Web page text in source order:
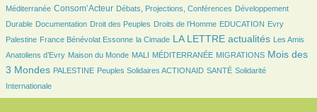
Méditerranée
569/2099 Consom’Acteur
120/2099 Débats, Projections, Conférences
132/2099
Développement
Durable
48/2099Documentation
29/2099 Droit des Peuples
151/2099 Droits de l’Homme
34/2099 EDUCATION
6/2099
Evry
Palestine
101/2099France Bénévolat Essonne
27/2099 la Cimade
795/2099 LA LETTRE actualités
25/2099
Les Amis
Anatoliens d’Evry
79/2099 Maison du Monde
18/2099 MALI
6/2099 MÉDITERRANÉE
121/2099 MIGRATIONS
853/2099
Mois des
3 Mondes
83/2099 PALESTINE
84/2099 Peuples Solidaires ACTIONAID
98/2099 SANTÉ
211/2099
Solidarité
Internationale